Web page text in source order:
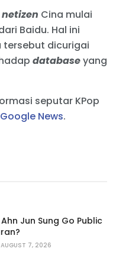
netizen Cina mulai
Baidu. Hal ini
dicurigai
databaseyang
seputar KPop
Google News.
Jun Sung Go Public
AUGUST 7, 2026